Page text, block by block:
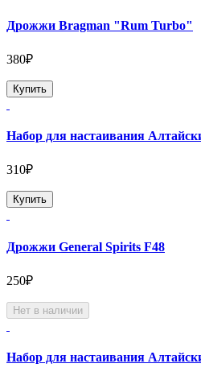
Дрожжи Bragman "Rum Turbo"
380₽
Купить
Набор для настаивания
310₽
Купить
Дрожжи General Spirits F48
250₽
Нет в наличии
Набор для настаивания